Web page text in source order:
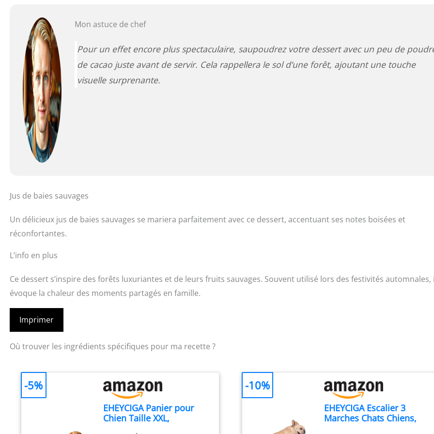
Mon astuce de chef
Pour un effet encore plus spectaculaire, saupoudrez votre dessert avec un peu de
de cacao juste avant de servir. Cela rappellera le sol d’une forêt, ajoutant une touche
visuelle surprenante.
Jus de baies sauvages
Un délicieux jus de baies sauvages se mariera parfaitement avec ce dessert, accentuant ses notes boisées et
réconfortantes.
L’info en plus
Ce dessert s’inspire des forêts luxuriantes et de leurs fruits sauvages. Souvent utilisé lors des festivités automnales,
évoque la chaleur des moments partagés en famille.
Imprimer
Où trouver les ingrédients spécifiques pour ma recette ?
EHEYCIGA Panier pour
Chien Taille XXL,
-5%
EHEYCIGA Escalier 3
Marches Chats Chiens,
-10%